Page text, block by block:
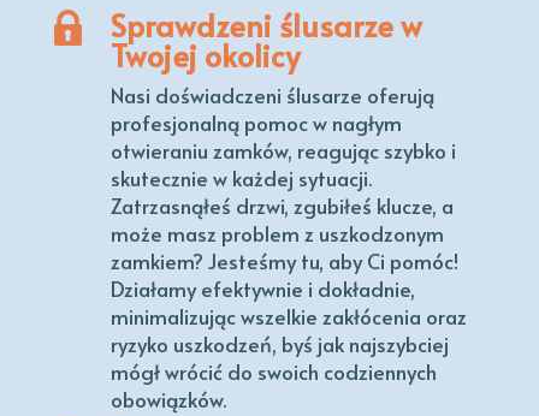
Sprawdzeni ślusarze w
Twojej okolicy
Nasi doświadczeni ślusarze oferują
profesjonalną pomoc w nagłym
otwieraniu zamków, reagując szybko i
skutecznie w każdej sytuacji.
Zatrzasnąłeś drzwi, zgubiłeś klucze, a
może masz problem z uszkodzonym
zamkiem? Jesteśmy tu, aby Ci pomóc!
Działamy efektywnie i dokładnie,
minimalizując wszelkie zakłócenia oraz
ryzyko uszkodzeń, byś jak najszybciej
mógł wrócić do swoich codziennych
obowiązków.